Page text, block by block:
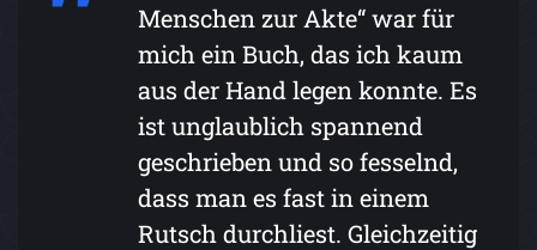
Menschen zur Akte“ war für
mich ein Buch, das ich kaum
aus der Hand legen konnte. Es
ist unglaublich spannend
geschrieben und so fesselnd,
dass man es fast in einem
Rutsch durchliest. Gleichzeitig